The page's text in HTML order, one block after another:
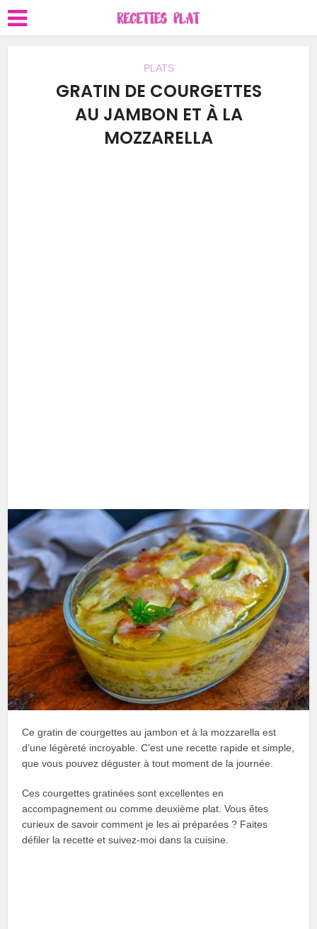
PLATS
GRATIN DE COURGETTES
AU JAMBON ET À LA
MOZZARELLA
Ce gratin de courgettes au jambon et à la mozzarella est
d’une légèreté incroyable. C’est une recette rapide et simple,
que vous pouvez déguster à tout moment de la journée.
Ces courgettes gratinées sont excellentes en
accompagnement ou comme deuxième plat. Vous êtes
curieux de savoir comment je les ai préparées ? Faites
défiler la recette et suivez-moi dans la cuisine.